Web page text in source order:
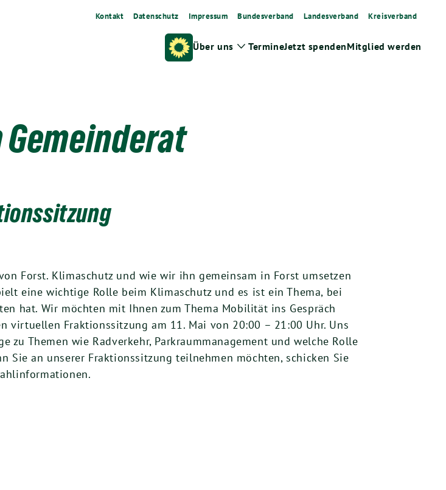
Kontakt Datenschutz Impressum Bundesverband Landesverband Kreisverband
Über uns Zeige
TermineJetzt spendenMitglied werden
Gemeinderat
Forst. Klimaschutz und wie wir ihn gemeinsam in Forst umsetzen
eine wichtige Rolle beim Klimaschutz und es ist ein Thema, bei
hat. Wir möchten mit Ihnen zum Thema Mobilität ins Gespräch
virtuellen Fraktionssitzung am 11. Mai von 20:00 – 21:00 Uhr. Uns
zu Themen wie Radverkehr, Parkraummanagement und welche Rolle
Sie an unserer Fraktionssitzung teilnehmen möchten, schicken Sie